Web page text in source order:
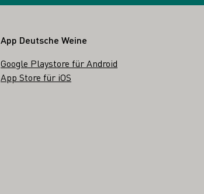
App Deutsche Weine
Google Playstore für Android
App Store für iOS